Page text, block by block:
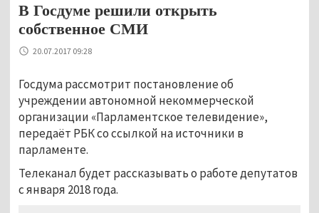
В Госдуме решили открыть
собственное СМИ
20.07.2017 09:28
Госдума рассмотрит постановление об
учреждении автономной некоммерческой
организации «Парламентское телевидение»,
передаёт РБК со ссылкой на источники в
парламенте.
Телеканал будет рассказывать о работе депутатов
с января 2018 года.